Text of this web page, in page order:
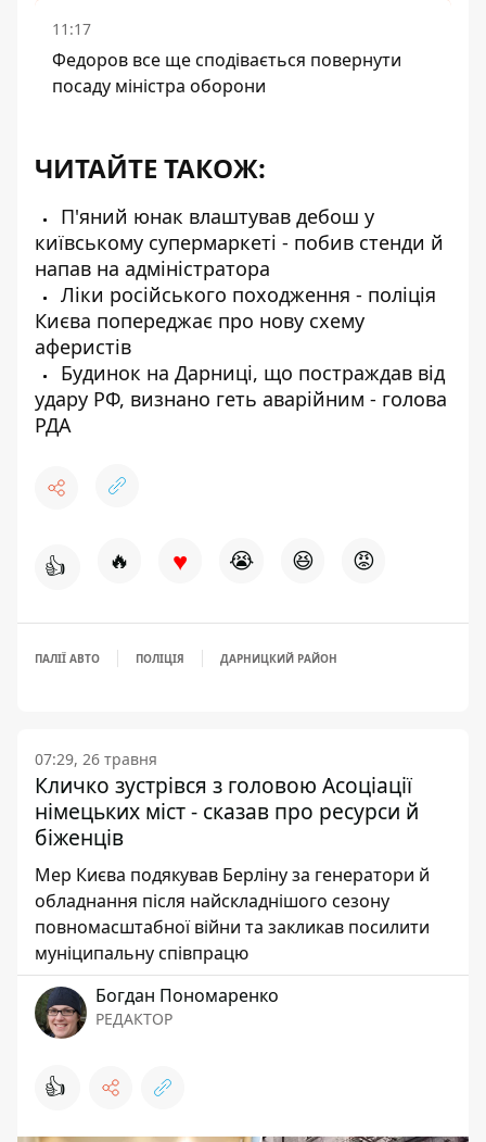
11:17
Федоров все ще сподівається повернути
посаду міністра оборони
ЧИТАЙТЕ ТАКОЖ:
П'яний юнак влаштував дебош у
київському супермаркеті - побив стенди й
напав на адміністратора
Ліки російського походження - поліція
Києва попереджає про нову схему
аферистів
Будинок на Дарниці, що постраждав від
удару РФ, визнано геть аварійним - голова
РДА
👍 🔥 ♥ 😭 😆 😡
ПАЛІЇ АВТО ПОЛІЦІЯ ДАРНИЦКИЙ РАЙОН
07:29, 26 травня
Кличко зустрівся з головою Асоціації
німецьких міст - сказав про ресурси й
біженців
Мер Києва подякував Берліну за генератори й
обладнання після найскладнішого сезону
повномасштабної війни та закликав посилити
муніципальну співпрацю
Богдан Пономаренко
РЕДАКТОР
👍